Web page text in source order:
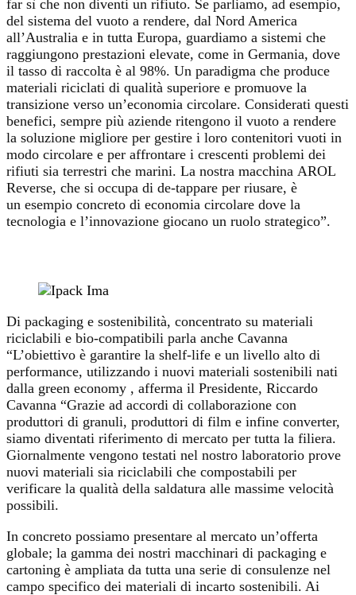
far sì che non diventi un rifiuto. Se parliamo, ad esempio,
del sistema del vuoto a rendere, dal Nord America
all’Australia e in tutta Europa, guardiamo a sistemi che
raggiungono prestazioni elevate, come in Germania, dove
il tasso di raccolta è al 98%. Un paradigma che produce
materiali riciclati di qualità superiore e promuove la
transizione verso un’economia circolare. Considerati questi
benefici, sempre più aziende ritengono il vuoto a rendere
la soluzione migliore per gestire i loro contenitori vuoti in
modo circolare e per affrontare i crescenti problemi dei
rifiuti sia terrestri che marini. La nostra macchina AROL
Reverse, che si occupa di de-tappare per riusare, è
un esempio concreto di economia circolare dove la
tecnologia e l’innovazione giocano un ruolo strategico”.
Di packaging e sostenibilità, concentrato su materiali
riciclabili e bio-compatibili parla anche Cavanna
“L’obiettivo è garantire la shelf-life e un livello alto di
performance, utilizzando i nuovi materiali sostenibili nati
dalla green economy , afferma il Presidente, Riccardo
Cavanna “Grazie ad accordi di collaborazione con
produttori di granuli, produttori di film e infine converter,
siamo diventati riferimento di mercato per tutta la filiera.
Giornalmente vengono testati nel nostro laboratorio prove
nuovi materiali sia riciclabili che compostabili per
verificare la qualità della saldatura alle massime velocità
possibili.
In concreto possiamo presentare al mercato un’offerta
globale; la gamma dei nostri macchinari di packaging e
cartoning è ampliata da tutta una serie di consulenze nel
campo specifico dei materiali di incarto sostenibili. Ai